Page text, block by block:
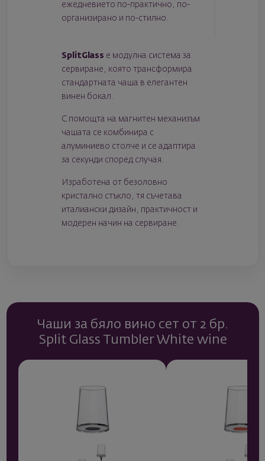
ежедневието по-практично, по-
организирано и по-стилно.
SplitGlass е модулна система за
сервиране, която трансформира
стандартната чаша в елегантен
винен бокал.
С помощта на магнитен механизъм
чашата се комбинира с
алуминиево столче и се адаптира
за секунди според случая.
Изработена от безоловно
кристално стъкло, тя съчетава
италиански дизайн, практичност и
модерен начин на сервиране.
Чаши за бяло вино сет от 2 бр.
Split Glass Tumbler White wine